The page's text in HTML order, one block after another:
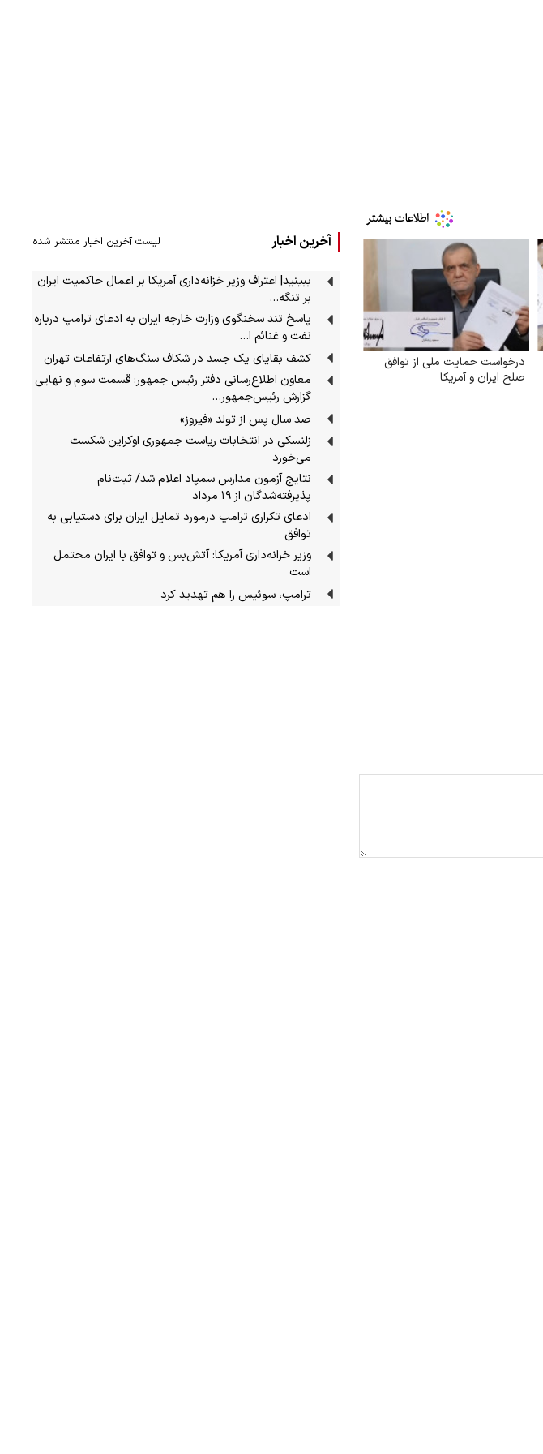
درخواست حمایت ملی از توافق
صلح ایران و آمریکا
آخرین اخبار لیست آخرین اخبار منتشر شده
ببینید| اعتراف وزیر خزانه‌داری آمریکا بر اعمال حاکمیت ایران
بر تنگه…
پاسخ تند سخنگوی وزارت خارجه ایران به ادعای ترامپ درباره
نفت و غنائم ا…
کشف بقایای یک جسد در شکاف سنگ‌های ارتفاعات تهران
معاون اطلاع‌رسانی دفتر رئیس جمهور: قسمت سوم و نهایی
گزارش رئیس‌جمهور…
صد سال پس از تولد «فیروز»
زلنسکی در انتخابات ریاست جمهوری اوکراین شکست
می‌خورد
نتایج آزمون مدارس سمپاد اعلام شد/ ثبت‌نام
پذیرفته‌شدگان از ۱۹ مرداد
ادعای تکراری ترامپ درمورد تمایل ایران برای دستیابی به
توافق
وزیر خزانه‌داری آمریکا: آتش‌بس و توافق با ایران محتمل
است
ترامپ، سوئیس را هم تهدید کرد